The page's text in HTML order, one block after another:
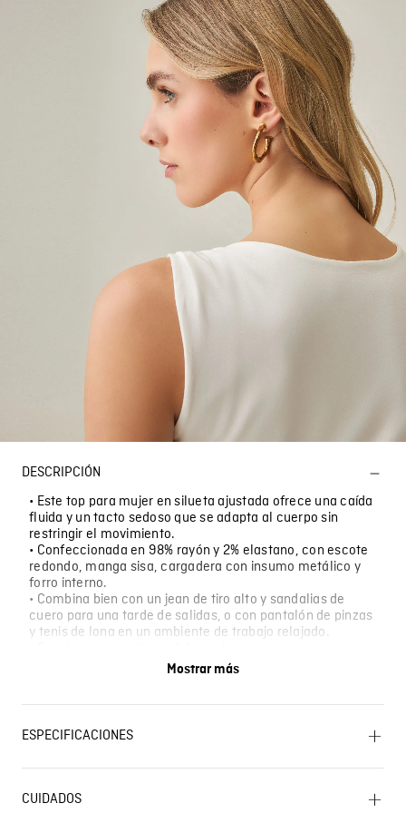
DESCRIPCIÓN
• Este top para mujer en silueta ajustada ofrece una caída
fluida y un tacto sedoso que se adapta al cuerpo sin
restringir el movimiento.
• Confeccionada en 98% rayón y 2% elastano, con escote
redondo, manga sisa, cargadera con insumo metálico y
forro interno.
• Combina bien con un jean de tiro alto y sandalias de
cuero para una tarde de salidas, o con pantalón de pinzas
y tenis de lona en un ambiente de trabajo relajado.
salidas nocturnas donde el atuendo exige un corte limpio,
Mostrar más
ESPECIFICACIONES
extendido por escurrimiento a la sombra. OTROS: No
remojar. LAVADO: Lavar a mano. Temperatura máxima
CUIDADOS